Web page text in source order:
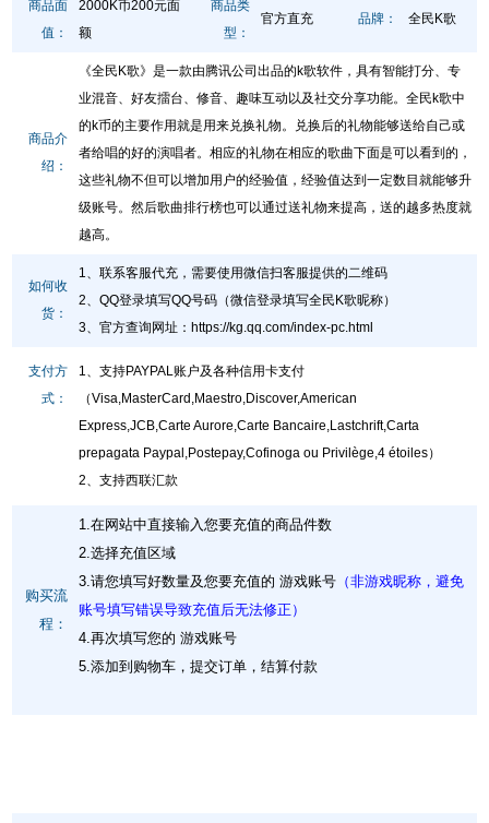
商品面
值：
2000K币200元面
额
商品类
型：
官方直充 品牌： 全民K歌
商品介
绍：
《全民K歌》是一款由腾讯公司出品的k歌软件，具有智能打分、专
业混音、好友擂台、修音、趣味互动以及社交分享功能。全民k歌中
的k币的主要作用就是用来兑换礼物。兑换后的礼物能够送给自己或
者给唱的好的演唱者。相应的礼物在相应的歌曲下面是可以看到的，
这些礼物不但可以增加用户的经验值，经验值达到一定数目就能够升
级账号。然后歌曲排行榜也可以通过送礼物来提高，送的越多热度就
越高。
如何收
货：
1、联系客服代充，需要使用微信扫客服提供的二维码
2、QQ登录填写QQ号码（微信登录填写全民K歌昵称）
3、官方查询网址 ： https://kg.qq.com/index-pc.html
支付方
式：
1、支持PAYPAL账户及各种信用卡支付
（Visa,MasterCard,Maestro,Discover,American
Express,JCB,Carte Aurore,Carte Bancaire,Lastchrift,Carta
prepagata Paypal,Postepay,Cofinoga ou Privilège,4 étoiles）
2、支持西联汇款
购买流
程：
1.在网站中直接输入您要充值的商品件数
2.选择充值区域
3.请您填写好数量及您要充值的 游戏账号 （非游戏昵称，避免
账号填写错误导致充值后无法修正）
4.再次填写您的 游戏账号
5.添加到购物车，提交订单，结算付款